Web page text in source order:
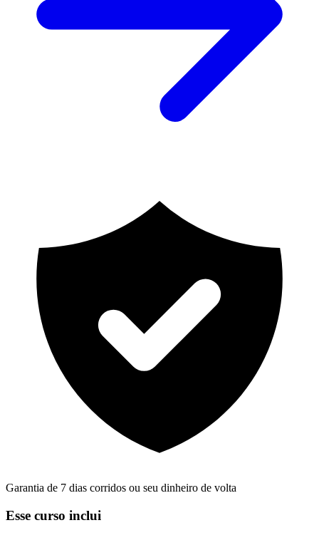
Garantia de 7 dias corridos ou seu dinheiro de volta
Esse curso inclui